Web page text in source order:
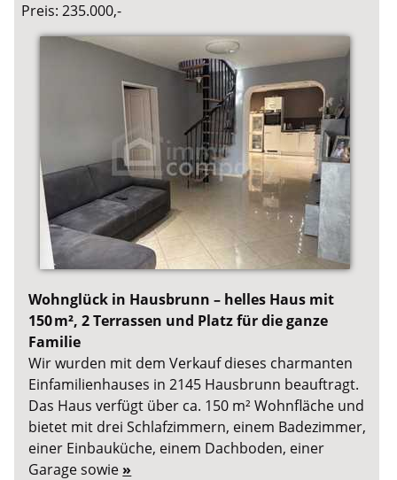
Preis: 235.000,-
Wohnglück in Hausbrunn – helles Haus mit
150 m², 2 Terrassen und Platz für die ganze
Familie
Wir wurden mit dem Verkauf dieses charmanten
Einfamilienhauses in 2145 Hausbrunn beauftragt.
Das Haus verfügt über ca. 150 m² Wohnfläche und
bietet mit drei Schlafzimmern, einem Badezimmer,
einer Einbauküche, einem Dachboden, einer
Garage sowie »